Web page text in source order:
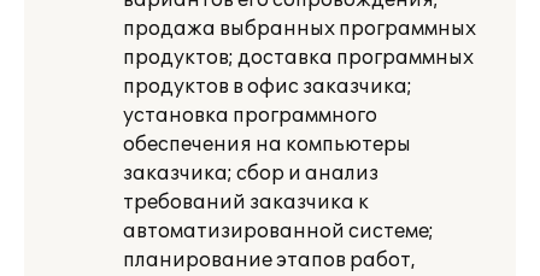
продажа выбранных программных
продуктов; доставка программных
продуктов в офис заказчика;
установка программного
обеспечения на компьютеры
заказчика; сбор и анализ
требований заказчика к
автоматизированной системе;
планирование этапов работ,